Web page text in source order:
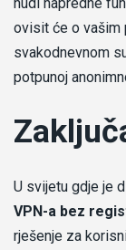
ovisit će o vašim
svakodnevnom
potpunoj
U svijetu gdje je
VPN-a bez
rješenje za